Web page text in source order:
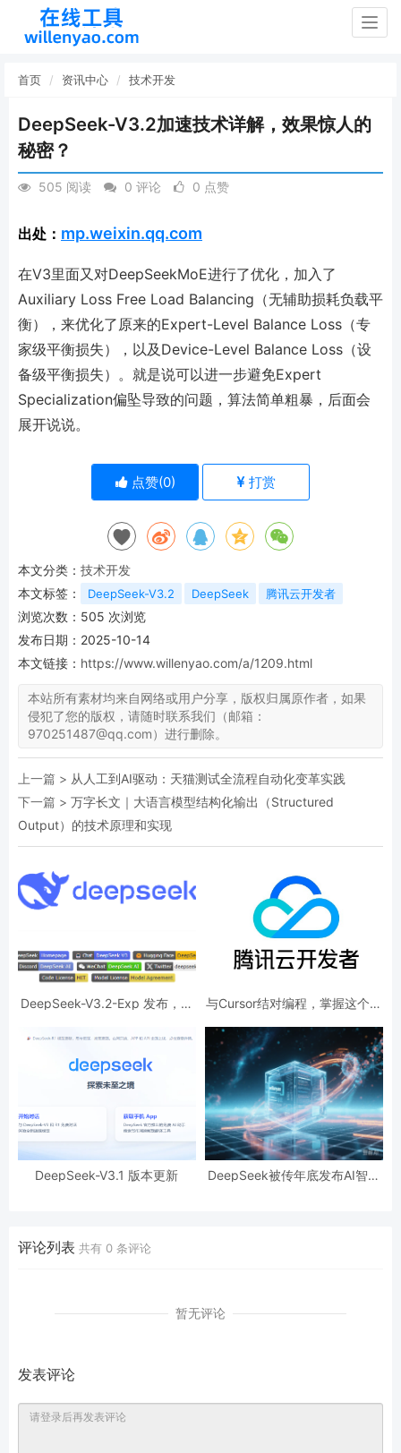
首页 资讯中心 技术开发
DeepSeek-V3.2加速技术详解，效果惊人的
秘密？
505 阅读 0 评论 0 点赞
出处： mp.weixin.qq.com
在V3里面又对DeepSeekMoE进行了优化，加入了
Auxiliary Loss Free Load Balancing（无辅助损耗负载平
衡），来优化了原来的Expert-Level Balance Loss（专
家级平衡损失），以及Device-Level Balance Loss（设
备级平衡损失）。就是说可以进一步避免Expert
Specialization偏坠导致的问题，算法简单粗暴，后面会
展开说说。
点赞(0) 打赏
本文分类： 技术开发
本文标签：
DeepSeek-V3.2 DeepSeek 腾讯云开发者
浏览次数： 505 次浏览
发布日期：2025-10-14
本文链接： https://www.willenyao.com/a/1209.html
本站所有素材均来自网络或用户分享，版权归属原作者，如果
侵犯了您的版权，请随时联系我们（邮箱：
970251487@qq.com）进行删除。
上一篇 > 从人工到AI驱动：天猫测试全流程自动化变革实践
下一篇 > 万字长文｜大语言模型结构化输出（Structured
Output）的技术原理和实现
DeepSeek-V3.2-Exp 发布，训
与Cursor结对编程，掌握这个方
DeepSeek-V3.1 版本更新
DeepSeek被传年底发布AI智能
评论列表 共有 0 条评论
暂无评论
发表评论